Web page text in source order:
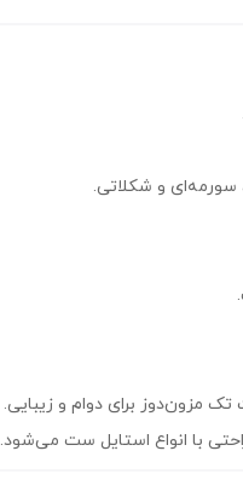
و شکلاتی.
مزون‌دوز برای دوام و زیبایی.
با انواع استایل ست می‌شود.